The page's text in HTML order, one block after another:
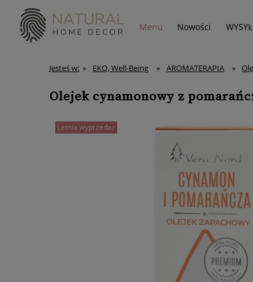
Menu Nowości
Jesteś w: » EKO, Well-Being » AROMATERAPIA »
Olejek cynamonowy z
Letnia wyprzedaż